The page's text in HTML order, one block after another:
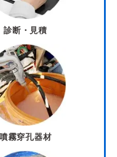
診断・見積
噴霧穿孔器材